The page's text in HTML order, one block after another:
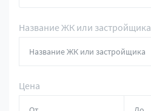
Название ЖК или застройщика
Цена